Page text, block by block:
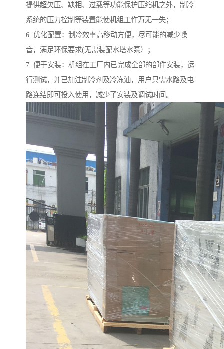
提供超欠压、缺相、过载等功能保护压缩机之外，制冷
系统的压力控制等装置能使机组工作万无一失；
6. 优化配置：制冷效率高移动方便，尽可能的减少噪
音，满足环保要求(无需装配水塔水泵）；
7. 便于安装：机组在工厂内已完成全部的部件安装，运
行测试，并已加注制冷剂及冷冻油，用户只需水路及电
路连结即可投入使用，减少了安装及调试时间。